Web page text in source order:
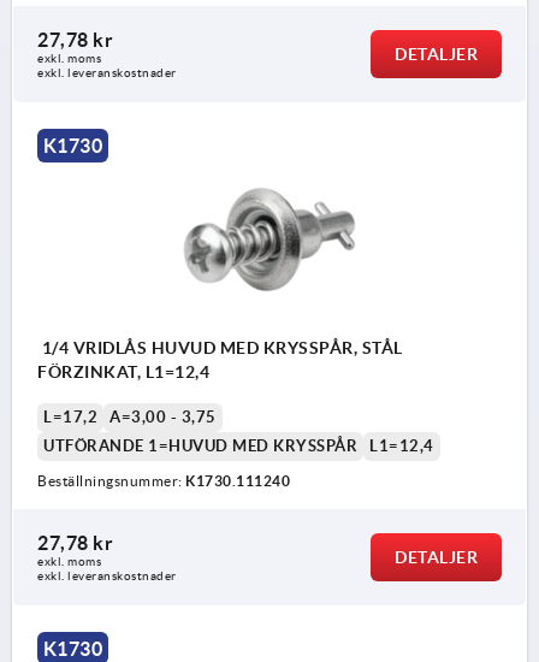
27,78 kr
exkl. moms
exkl. leveranskostnader
DETALJER
K1730
1/4 VRIDLÅS HUVUD MED KRYSSPÅR, STÅL
FÖRZINKAT, L1=12,4
L=17,2
A=3,00 - 3,75
UTFÖRANDE 1=HUVUD MED KRYSSPÅR
L1=12,4
Beställningsnummer: K1730.111240
27,78 kr
exkl. moms
exkl. leveranskostnader
DETALJER
K1730